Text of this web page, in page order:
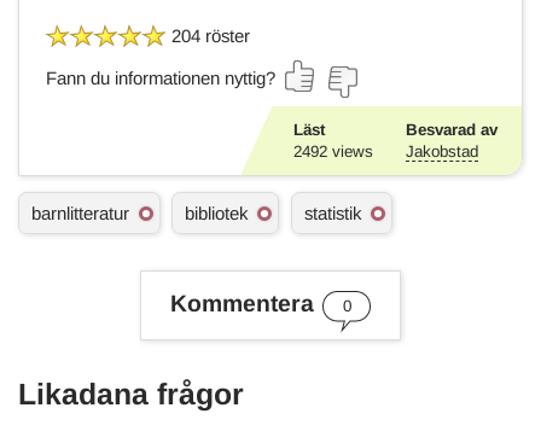
204 röster
Fann du informationen nyttig?
Läst
2492 views
Besvarad av
Jakobstad
Ä
m
barnlitteratur bibliotek statistik
Kommentera 0
Likadana frågor